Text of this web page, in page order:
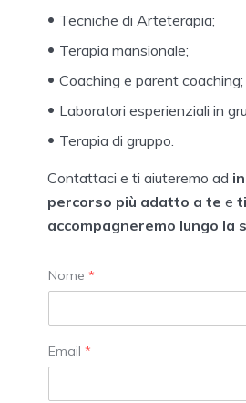
Tecniche di Arteterapia;
Terapia mansionale;
Coaching e parent coaching;
Laboratori esperienziali in
Terapia di gruppo.
Contattaci e ti aiuteremo ad
percorso più adatto a te e ti
accompagneremo lungo la
Nome *
Email *